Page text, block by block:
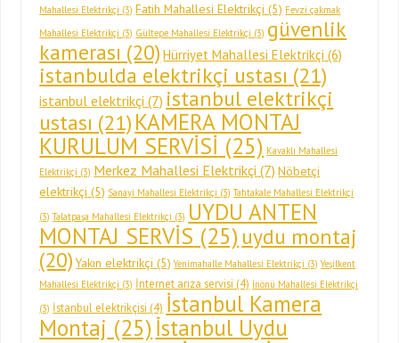
Mahallesi Elektrikçi (3) Fatih Mahallesi Elektrikçi (5) Fevzi çakmak
Mahallesi Elektrikçi (3) Gültepe Mahallesi Elektrikçi (3) güvenlik
kamerası (20) Hürriyet Mahallesi Elektrikçi (6)
istanbulda elektrikçi ustası (21)
istanbul elektrikçi (7) istanbul elektrikçi
ustası (21)KAMERA MONTAJ
KURULUM SERVİSİ (25) Kavaklı Mahallesi
Elektrikçi (3) Merkez Mahallesi Elektrikçi (7) Nöbetçi
elektrikçi (5) Sanayi Mahallesi Elektrikçi (3) Tahtakale Mahallesi Elektrikçi
(3) Talatpaşa Mahallesi Elektrikçi (3) UYDU ANTEN
MONTAJ SERVİS (25) uydu montaj
(20) Yakın elektrikçi (5) Yenimahalle Mahallesi Elektrikçi (3) Yeşilkent
Mahallesi Elektrikçi (3) İnternet arıza servisi (4) İnönü Mahallesi Elektrikçi
(3) İstanbul elektrikçisi (4) İstanbul Kamera
Montaj (25) İstanbul Uydu